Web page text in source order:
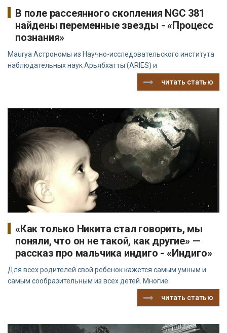
В поле рассеянного скопления NGC 381
найдены переменные звезды - «Процесс
познания»
Maurya Астрономы из Научно-исследовательского института
наблюдательных наук Арьябхатты (ARIES) и
читать статью
«Как только Никита стал говорить, мы
поняли, что он не такой, как другие» —
рассказ про мальчика индиго - «Индиго»
Для всех родителей свой ребенок кажется самым умным и
самым сообразительным из всех детей. Многие
читать статью